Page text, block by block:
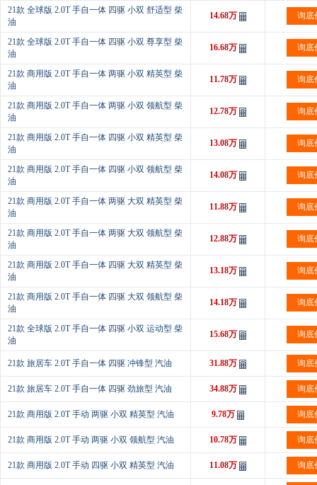
21款 全球版 2.0T 手自一体 四驱 小双 舒适型 柴
油
14.68万 询底
21款 全球版 2.0T 手自一体 四驱 小双 尊享型 柴
油
16.68万 询底
21款 商用版 2.0T 手自一体 两驱 小双 精英型 柴
油
11.78万 询底
21款 商用版 2.0T 手自一体 两驱 小双 领航型 柴
油
12.78万 询底
21款 商用版 2.0T 手自一体 四驱 小双 精英型 柴
油
13.08万 询底
21款 商用版 2.0T 手自一体 四驱 小双 领航型 柴
油
14.08万 询底
21款 商用版 2.0T 手自一体 两驱 大双 精英型 柴
油
11.88万 询底
21款 商用版 2.0T 手自一体 两驱 大双 领航型 柴
油
12.88万 询底
21款 商用版 2.0T 手自一体 四驱 大双 精英型 柴
油
13.18万 询底
21款 商用版 2.0T 手自一体 四驱 大双 领航型 柴
油
14.18万 询底
21款 全球版 2.0T 手自一体 四驱 小双 运动型 柴
油
15.68万 询底
21款 旅居车 2.0T 手自一体 四驱 冲锋型 汽油 31.88万 询底
21款 旅居车 2.0T 手自一体 四驱 劲旅型 汽油 34.88万 询底
21款 商用版 2.0T 手动 两驱 小双 精英型 汽油 9.78万 询底
21款 商用版 2.0T 手动 两驱 小双 领航型 汽油 10.78万 询底
21款 商用版 2.0T 手动 四驱 小双 精英型 汽油 11.08万 询底